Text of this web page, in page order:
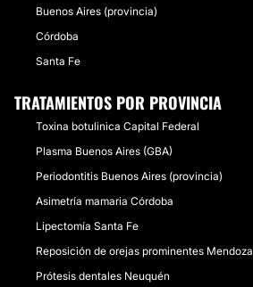
Buenos Aires (provincia)
Córdoba
Santa Fe
TRATAMIENTOS POR PROVINCIA
Toxina botulinica Capital Federal
Plasma Buenos Aires (GBA)
Periodontitis Buenos Aires (provincia)
Asimetría mamaria Córdoba
Lipectomía Santa Fe
Reposición de orejas prominentes Mendoza
Prótesis dentales Neuquén